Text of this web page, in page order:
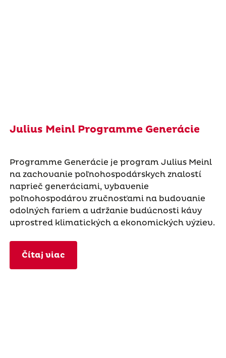
Julius Meinl Programme Generácie
Programme Generácie je program Julius Meinl
na zachovanie poľnohospodárskych znalostí
naprieč generáciami, vybavenie
poľnohospodárov zručnosťami na budovanie
odolných fariem a udržanie budúcnosti kávy
uprostred klimatických a ekonomických výziev.
Čítaj viac